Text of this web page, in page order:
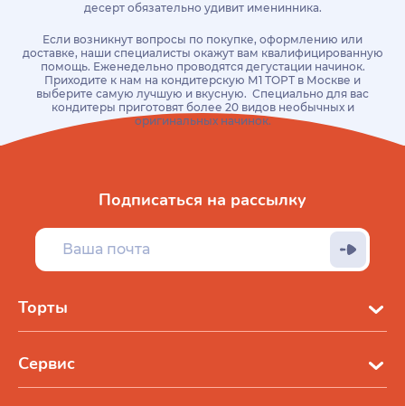
десерт обязательно удивит именинника.
Если возникнут вопросы по покупке, оформлению или
доставке, наши специалисты окажут вам квалифицированную
помощь. Еженедельно проводятся дегустации начинок.
Приходите к нам на кондитерскую М1 ТОРТ в Москве и
выберите самую лучшую и вкусную. Специально для вас
кондитеры приготовят более 20 видов необычных и
оригинальных начинок.
Торты
Сервис
Подписаться на рассылку